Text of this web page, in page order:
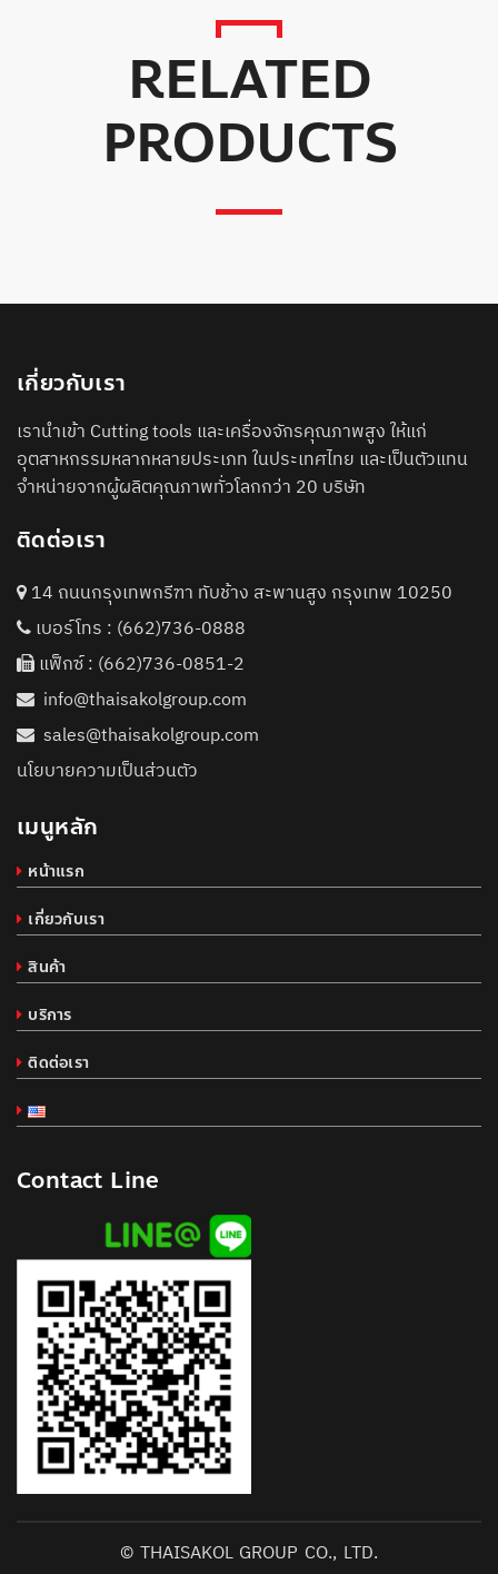
RELATED
PRODUCTS
เกี่ยวกับเรา
เรานำเข้า Cutting tools และเครื่องจักรคุณภาพสูง ให้แก่
อุตสาหกรรมหลากหลายประเภท ในประเทศไทย และเป็นตัวแทน
จำหน่ายจากผู้ผลิตคุณภาพทั่วโลกกว่า 20 บริษัท
ติดต่อเรา
14 ถนนกรุงเทพกรีฑา ทับช้าง สะพานสูง กรุงเทพ 10250
เบอร์โทร : (662)736-0888
แฟ็กซ์ : (662)736-0851-2
info@thaisakolgroup.com
sales@thaisakolgroup.com
นโยบายความเป็นส่วนตัว
เมนูหลัก
หน้าแรก
เกี่ยวกับเรา
สินค้า
บริการ
ติดต่อเรา
Contact Line
© THAISAKOL GROUP CO., LTD.